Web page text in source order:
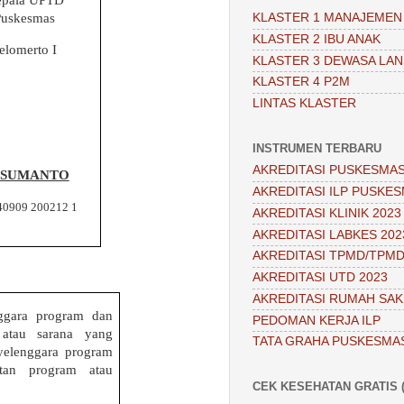
I
200212 1
program dan
sarana yang
program
program atau
KLASTER 1 MANAJEMEN
KLASTER 2 IBU ANAK
KLASTER 3 DEWASA
KLASTER 4 P2M
LINTAS KLASTER
INSTRUMEN TERBARU
AKREDITASI
AKREDITASI ILP
AKREDITASI KLINIK 2023
AKREDITASI LABKES
AKREDITASI TPMD/
AKREDITASI UTD 2023
AKREDITASI RUMAH
PEDOMAN KERJA ILP
TATA GRAHA
CEK KESEHATAN GRATIS